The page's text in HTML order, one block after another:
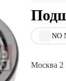
NO
Москва 2